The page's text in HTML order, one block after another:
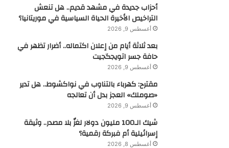
أحزاب جديدة في مشهد قديم.. هل تنعش
التراخيص الأخيرة الحياة السياسية في موريتانيا؟
أغسطس 9, 2026
بعد ثلاثة أيام من إعلان اكتماله.. أضرار تظهر في
حافة جسر اتويجگجيت
أغسطس 9, 2026
مقترح: كهرباء بالتناوب في نواكشوط.. هل تدير
«صوملك» العجز بدل أن تعالجه
أغسطس 9, 2026
شيك الـ100 مليون دولار لغزٌ بلا مصدر.. وثيقة
إسرائيلية أم فبركة رقمية؟
أغسطس 8, 2026